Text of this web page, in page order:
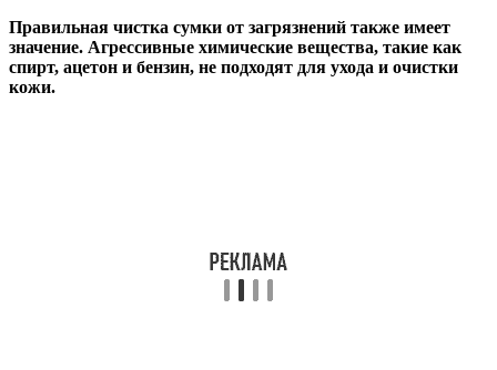
Правильная чистка сумки от загрязнений также имеет
значение. Агрессивные химические вещества, такие как
спирт, ацетон и бензин, не подходят для ухода и очистки
кожи.